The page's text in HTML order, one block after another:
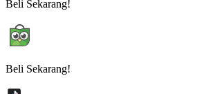
Beli Sekarang!
Beli Sekarang!